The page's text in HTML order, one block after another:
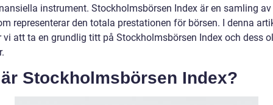
instrument. Stockholmsbörsen Index är en samling
representerar den totala prestationen för börsen. I denna
vi att ta en grundlig titt på Stockholmsbörsen Index och dess
Stockholmsbörsen Index?